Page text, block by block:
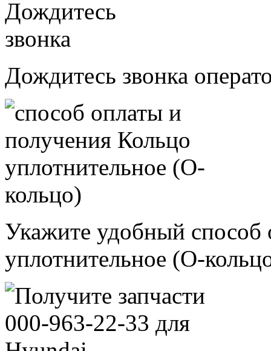
Дождитесь звонка
Укажите удобный способ
уплотнительное (О-